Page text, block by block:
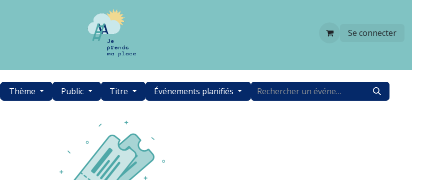
Se connecter
Thème Public Titre Événements planifiés